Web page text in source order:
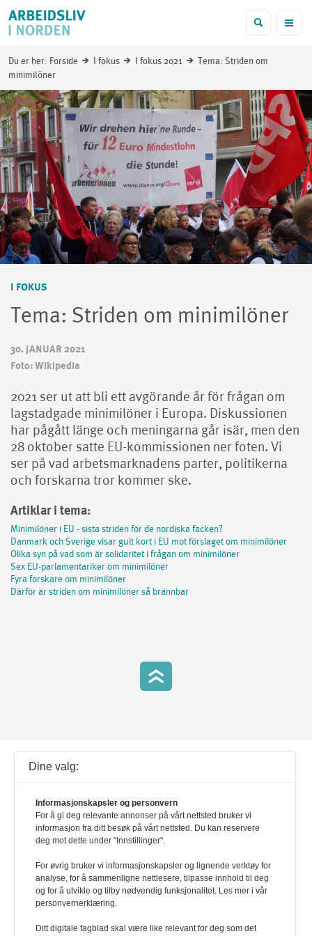
f
Du er her: Forside i I fokus i I fokus 2021 i
Tema: Striden om
minimilöner
I FOKUS
Tema: Striden om minimilöner
30. JANUAR 2021
Foto: Wikipedia
2021 ser ut att bli ett avgörande år för frågan om
lagstadgade minimilöner i Europa. Diskussionen
har pågått länge och meningarna går isär, men den
28 oktober satte EU-kommissionen ner foten. Vi
ser på vad arbetsmarknadens parter, politikerna
och forskarna tror kommer ske.
Artiklar i tema:
Minimilöner i EU - sista striden för de nordiska facken?
Danmark och Sverige visar gult kort i EU mot förslaget om minimilöner
Olika syn på vad som är solidaritet i frågan om minimilöner
Sex EU-parlamentariker om minimilöner
Fyra forskare om minimilöner
Därför är striden om minimilöner så brännbar
h
d Kontakt oss
g Følg oss på Twitter
Følg oss på Facebook
OsloMet – storbyuniversitetet
Dine valg:
Informasjonskapsler og personvern
For å gi deg relevante annonser på vårt nettsted bruker vi
informasjon fra ditt besøk på vårt nettsted. Du kan reservere
deg mot dette under "Innstillinger".
For øvrig bruker vi informasjonskapsler og lignende verktøy for
analyse, for å sammenligne nettlesere, tilpasse innhold til deg
og for å utvikle og tilby nødvendig funksjonalitet. Les mer i vår
personvernerklæring.
Ditt digitale fagblad skal være like relevant for deg som det